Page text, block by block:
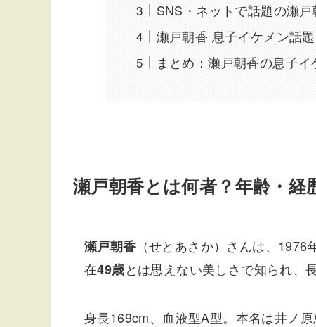
SNS・ネットで話題の瀬
瀬戸朝香 息子イケメン話
まとめ：瀬戸朝香の息子
瀬戸朝香とは何者？年齢・
瀬戸朝香 （せとあさか）さんは、
在49歳とは思えない美しさで知られ、
身長169cm、血液型A型。本名は井ノ